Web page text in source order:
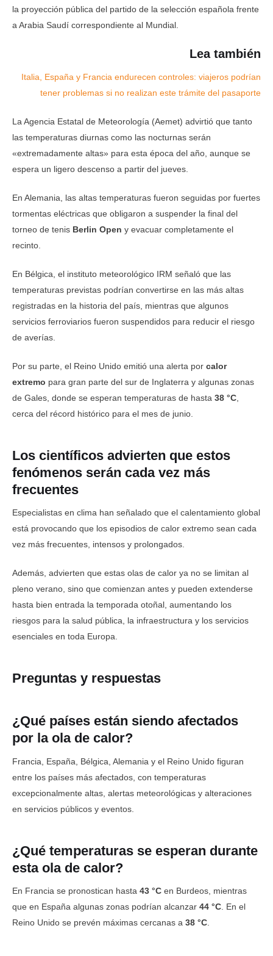
la proyección pública del partido de la selección española frente
a Arabia Saudí correspondiente al Mundial.
Lea también
Italia, España y Francia endurecen controles: viajeros podrían
tener problemas si no realizan este trámite del pasaporte
La Agencia Estatal de Meteorología (Aemet) advirtió que tanto
las temperaturas diurnas como las nocturnas serán
«extremadamente altas» para esta época del año, aunque se
espera un ligero descenso a partir del jueves.
En Alemania, las altas temperaturas fueron seguidas por fuertes
tormentas eléctricas que obligaron a suspender la final del
torneo de tenis Berlin Open y evacuar completamente el
recinto.
En Bélgica, el instituto meteorológico IRM señaló que las
temperaturas previstas podrían convertirse en las más altas
registradas en la historia del país, mientras que algunos
servicios ferroviarios fueron suspendidos para reducir el riesgo
de averías.
Por su parte, el Reino Unido emitió una alerta por calor
extremo para gran parte del sur de Inglaterra y algunas zonas
de Gales, donde se esperan temperaturas de hasta 38 °C
cerca del récord histórico para el mes de junio.
Los científicos advierten que estos
fenómenos serán cada vez más
frecuentes
Especialistas en clima han señalado que el calentamiento global
está provocando que los episodios de calor extremo sean cada
vez más frecuentes, intensos y prolongados.
Además, advierten que estas olas de calor ya no se limitan al
pleno verano, sino que comienzan antes y pueden extenderse
hasta bien entrada la temporada otoñal, aumentando los
riesgos para la salud pública, la infraestructura y los servicios
esenciales en toda Europa.
Preguntas y respuestas
¿Qué países están siendo afectados
por la ola de calor?
Francia, España, Bélgica, Alemania y el Reino Unido figuran
entre los países más afectados, con temperaturas
excepcionalmente altas, alertas meteorológicas y alteraciones
en servicios públicos y eventos.
¿Qué temperaturas se esperan durante
esta ola de calor?
En Francia se pronostican hasta 43 °C en Burdeos, mientras
que en España algunas zonas podrían alcanzar 44 °C . En el
Reino Unido se prevén máximas cercanas a 38 °C